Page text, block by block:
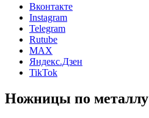
Вконтакте
Instagram
Telegram
Rutube
MAX
Яндекс.Дзен
TikTok
Ножницы по металлу